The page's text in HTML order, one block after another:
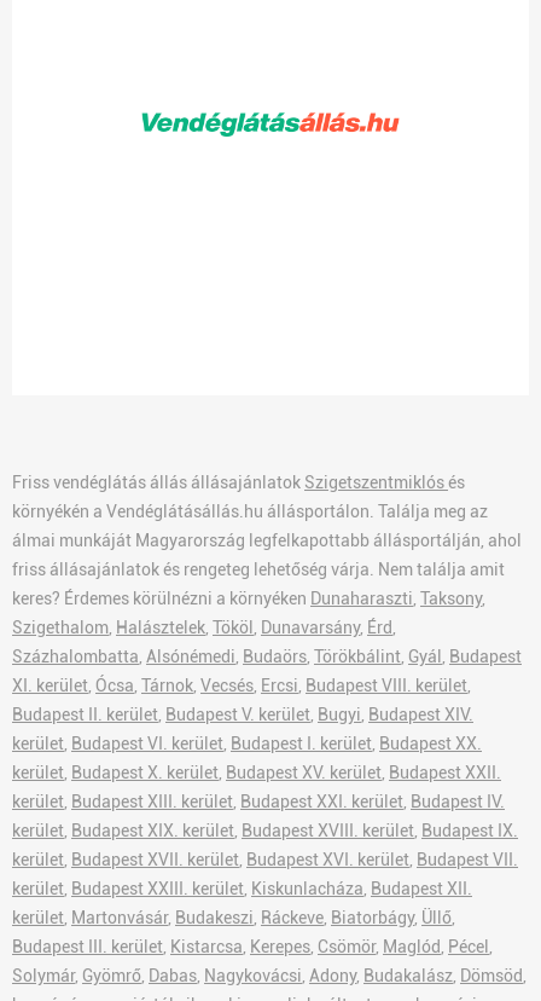
Friss vendéglátás állás állásajánlatok Szigetszentmiklósés
környékén a Vendéglátásállás.hu állásportálon. Találja meg az
álmai munkáját Magyarország legfelkapottabb állásportálján, ahol
friss állásajánlatok és rengeteg lehetőség várja. Nem találja amit
keres? Érdemes körülnézni a környéken Dunaharaszti Taksony,
Szigethalom Halásztelek Tököl Dunavarsány, Érd
Százhalombatta Alsónémedi Budaörs Törökbálint Gyál
Budapest
XI. kerület Ócsa Tárnok Vecsés Ercsi Budapest VIII. kerület
Budapest II. kerület Budapest V. kerület Bugyi Budapest XIV.
kerület Budapest VI. kerület Budapest I. kerület Budapest XX.
kerület Budapest X. kerület Budapest XV. kerület Budapest XXII.
kerület Budapest XIII. kerület Budapest XXI. kerület Budapest IV.
kerület Budapest XIX. kerület Budapest XVIII. kerület Budapest IX.
kerület Budapest XVII. kerület Budapest XVI. kerület Budapest VII.
kerület Budapest XXIII. kerület Kiskunlacháza Budapest XII.
kerület Martonvásár, Budakeszi Ráckeve Biatorbágy, Üllő
Budapest III. kerület Kistarcsa Kerepes Csömör, Maglód Pécel
Solymár, Gyömrő Dabas Nagykovácsi Adony, Budakalász Dömsöd